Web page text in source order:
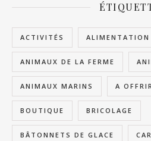
ACTIVITÉS ALIMENTATION
ANIMAUX DE LA FERME
ANIMAUX MARINS A
BOUTIQUE BRICOLAGE
BÂTONNETS DE GLACE